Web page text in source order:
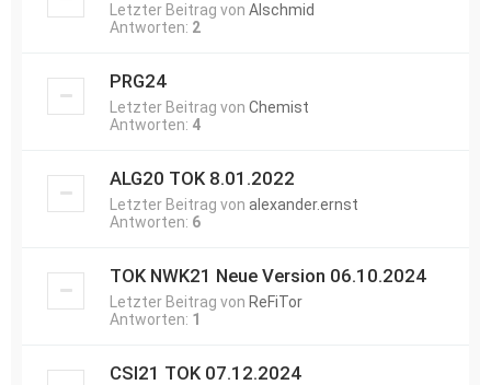
Letzter Beitrag von Alschmid
Antworten: 2
PRG24
Letzter Beitrag von Chemist
Antworten: 4
ALG20 TOK 8.01.2022
Letzter Beitrag von alexander.ernst
Antworten: 6
TOK NWK21 Neue Version 06.10.2024
Letzter Beitrag von ReFiTor
Antworten: 1
CSI21 TOK 07.12.2024